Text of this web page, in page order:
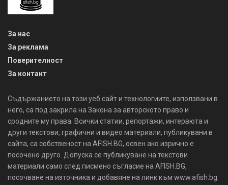
За нас
За реклама
Поверителност
За контакт
Съдържанието на този уеб сайт и технологиите, използвани в
него, са под закрила на Закона за авторското право и
сродните му права. Всички статии, репортажи, интервюта и
други текстови, графични и видео материали, публикувани в
сайта, са собственост на AFISH.BG, освен ако изрично е
посочено друго. Допуска се публикуване на текстови
материали само след писмено съгласие на AFISH.BG,
посочване на източника и добавяне на линк към www.afish.bg.